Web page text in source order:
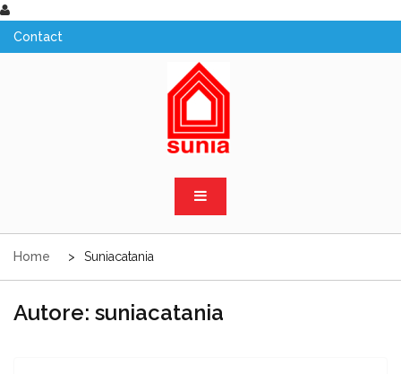
Skip
to
Home Suniacatania
Autore: suniacatania